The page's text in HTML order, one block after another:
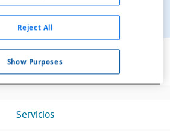
Ver en el mapa
Servicios
Show Purposes
Reject All